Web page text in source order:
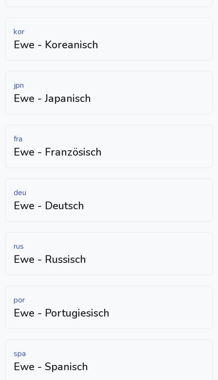
kor
Ewe - Koreanisch
jpn
Ewe - Japanisch
fra
Ewe - Französisch
deu
Ewe - Deutsch
rus
Ewe - Russisch
por
Ewe - Portugiesisch
spa
Ewe - Spanisch